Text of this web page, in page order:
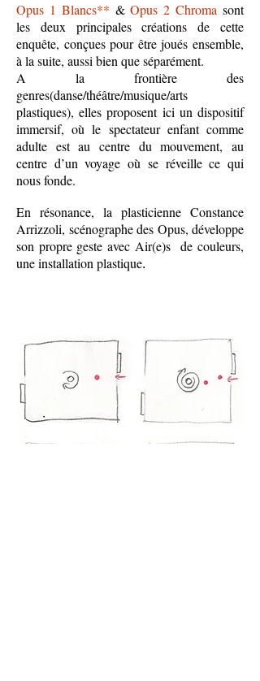
Opus 1 Blancs** &Opus 2 Chroma sont
les deux principales créations de cette
enquête, conçues pour être joués ensemble,
à la suite, aussi bien que séparément.
A la frontière des
genres(danse/théâtre/musique/arts
plastiques), elles proposent ici un dispositif
immersif, où le spectateur enfant comme
adulte est au centre du mouvement, au
centre d’un voyage où se réveille ce qui
nous fonde.
En résonance, la plasticienne Constance
Arrizzoli, scénographe des Opus, développe
son propre geste avec Air(e)s de couleurs,
une installation plastique.